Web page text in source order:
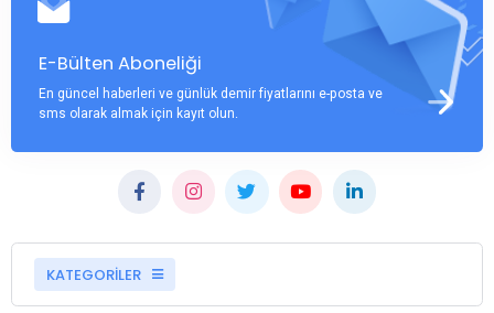
E-Bülten Aboneliği
En güncel haberleri ve günlük demir fiyatlarını e-posta ve
sms olarak almak için kayıt olun.
KATEGORİLER